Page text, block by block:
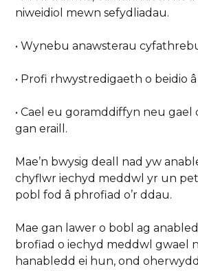
niweidiol mewn sefydliadau.
• Wynebu anawsterau
• Profi rhwystredigaeth o beidio
• Cael eu goramddiffyn neu gael
gan eraill.
Mae’n bwysig deall nad yw
chyflwr iechyd meddwl yr un
pobl fod â phrofiad o’r ddau.
Mae gan lawer o bobl ag
brofiad o iechyd meddwl gwael
hanabledd ei hun, ond